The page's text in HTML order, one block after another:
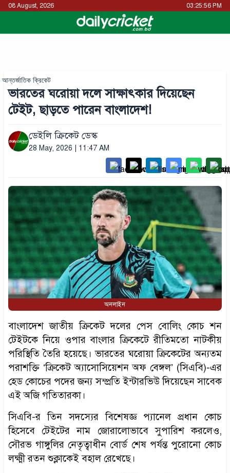
08 August, 2026 03:25:56 PM
আন্তর্জাতিক ক্রিকেট
ভারতের ঘরোয়া দলে সাক্ষাৎকার দিয়েছেন
টেইট, ছাড়তে পারেন বাংলাদেশ!
ডেইলি ক্রিকেট ডেস্ক
28 May, 2026 | 11:47 AM
অনলাইন
বাংলাদেশ জাতীয় ক্রিকেট দলের পেস বোলিং কোচ শন
টেইটকে নিয়ে ওপার বাংলার ক্রিকেটে রীতিমতো নাটকীয়
পরিস্থিতি তৈরি হয়েছে। ভারতের ঘরোয়া ক্রিকেটের অন্যতম
পরাশক্তি ‘ক্রিকেট অ্যাসোসিয়েশন অফ বেঙ্গল’ (সিএবি)-এর
হেড কোচের পদের জন্য সম্প্রতি ইন্টারভিউ দিয়েছেন সাবেক
এই অজি গতিতারকা।
সিএবি-র তিন সদস্যের বিশেষজ্ঞ প্যানেল প্রধান কোচ
হিসেবে টেইটের নাম জোরালোভাবে সুপারিশ করলেও,
সৌরভ গাঙ্গুলির নেতৃত্বাধীন বোর্ড শেষ পর্যন্ত পুরোনো কোচ
লক্ষ্মী রতন শুক্লাকেই বহাল রেখেছে।